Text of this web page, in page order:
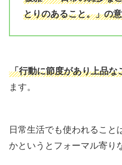
とりのあること。」の
「行動に節度があり上品な
ます。
日常生活でも使われること
かというとフォーマル寄り